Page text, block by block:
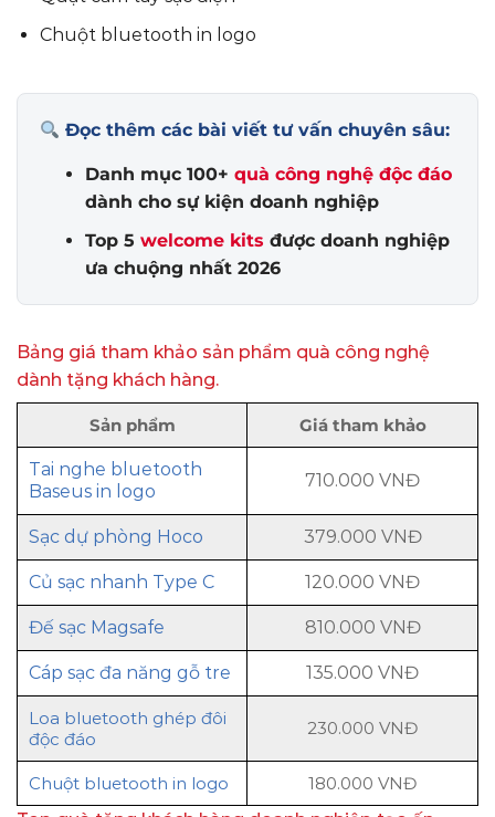
Chuột bluetooth in logo
Đọc thêm các bài viết tư vấn chuyên sâu:
Danh mục 100+ quà công nghệ độc đáo
dành cho sự kiện doanh nghiệp
Top 5 welcome kits được doanh nghiệp
ưa chuộng nhất 2026
Bảng giá tham khảo sản phẩm quà công nghệ
dành tặng khách hàng.
Sản phẩm Giá tham khảo
Tai nghe bluetooth
Baseus in logo
710.000 VNĐ
Sạc dự phòng Hoco 379.000 VNĐ
Củ sạc nhanh Type C 120.000 VNĐ
Đế sạc Magsafe 810.000 VNĐ
Cáp sạc đa năng gỗ tre 135.000 VNĐ
Loa bluetooth ghép đôi
độc đáo
230.000 VNĐ
Chuột bluetooth in logo
180.000 VNĐ